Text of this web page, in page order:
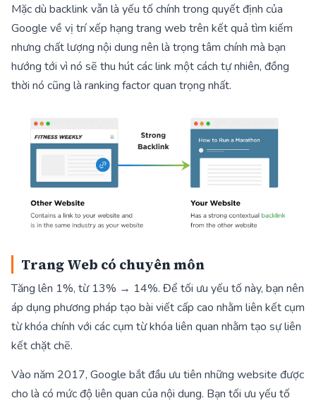
Mặc dù backlink vẫn là yếu tố chính trong quyết định của
Google về vị trí xếp hạng trang web trên kết quả tìm kiếm
nhưng chất lượng nội dung nên là trọng tâm chính mà bạn
hướng tới vì nó sẽ thu hút các link một cách tự nhiên, đồng
thời nó cũng là ranking factor quan trọng nhất.
Trang Web có chuyên môn
Tăng lên 1%, từ 13% → 14%. Để tối ưu yếu tố này, bạn nên
áp dụng phương pháp tạo bài viết cấp cao nhằm liên kết cụm
từ khóa chính với các cụm từ khóa liên quan nhằm tạo sự liên
kết chặt chẽ.
Vào năm 2017, Google bắt đầu ưu tiên những website được
cho là có mức độ liên quan của nội dung. Bạn tối ưu yếu tố